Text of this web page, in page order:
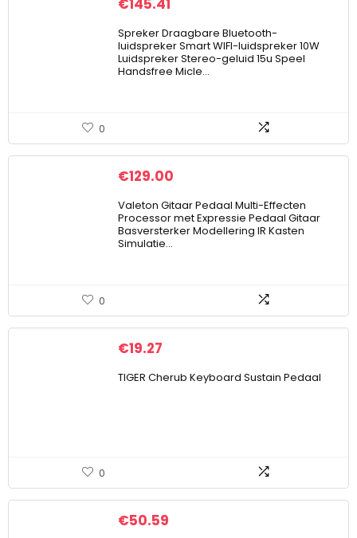
Spreker Draagbare Bluetooth-
luidspreker Smart WIFI-luidspreker 10W
Luidspreker Stereo-geluid 15u Speel
Handsfree Micle…
0
€129.00
Valeton Gitaar Pedaal Multi-Effecten
Processor met Expressie Pedaal Gitaar
Basversterker Modellering IR Kasten
Simulatie…
0
€19.27
TIGER Cherub Keyboard Sustain Pedaal
0
€50.59